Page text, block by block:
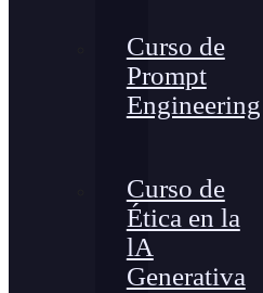
Curso de
Prompt
Engineering
Curso de
Ética en la
lA
Generativa